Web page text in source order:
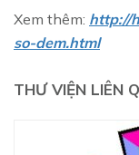
Xem thêm: http://
so-dem.html
THƯ VIỆN LIÊN